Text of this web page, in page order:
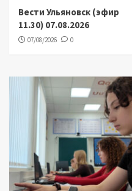
Вести Ульяновск (эфир
11.30) 07.08.2026
07/08/2026 0